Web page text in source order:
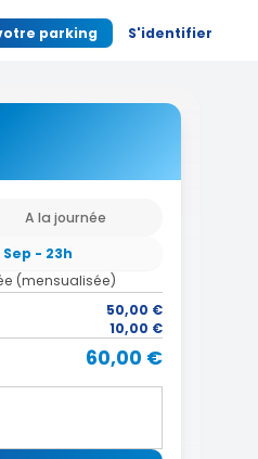
parking S'identifier
A la journée
Sep - 23h
(mensualisée)
50,00 €
10,00 €
60,00 €